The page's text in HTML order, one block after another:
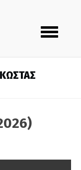
Toggle
navigation
ΚΩΣΤΑΣ